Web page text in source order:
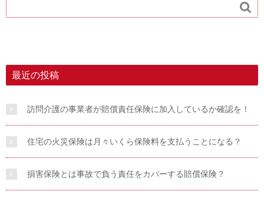

最近の投稿
訪問介護の事業者が賠償責任保険に加入しているか確認を！
住宅の火災保険は月々いくら保険料を支払うことになる？
損害保険とは事故で負う責任をカバーする賠償保険？